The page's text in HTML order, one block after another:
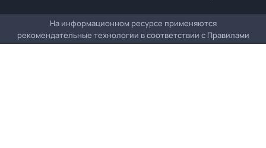
На информационном ресурсе применяются
рекомендательные технологии в соответствии с Правилами